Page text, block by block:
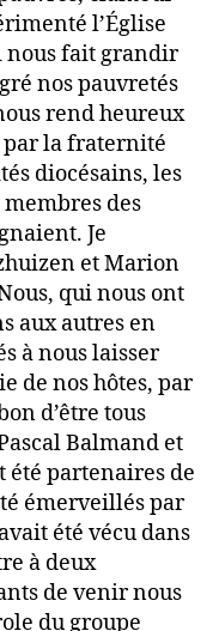
l’Église
nous fait grandir
nos pauvretés
rend heureux
par la fraternité
diocésains, les
des
Je
et Marion
qui nous ont
aux autres en
à nous laisser
de nos hôtes, par
d’être tous
Balmand et
été partenaires de
émerveillés par
été vécu dans
à deux
de venir nous
du groupe